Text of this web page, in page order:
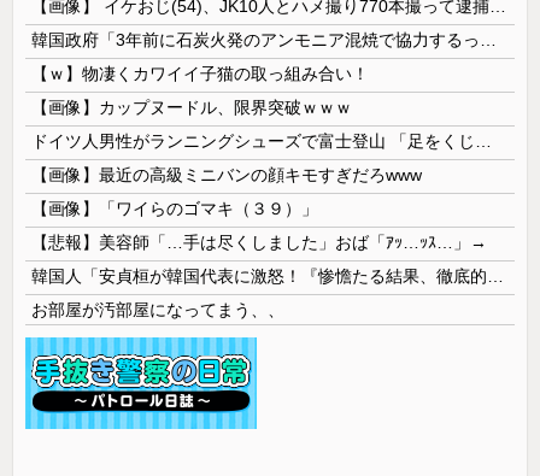
【ｗ】物凄くカワイイ子猫の取っ組み合い！
【画像】カップヌードル、限界突破ｗｗｗ
【画像】最近の高級ミニバンの顔キモすぎだろwww
【画像】「ワイらのゴマキ（３９）」
【悲報】美容師「…手は尽くしました」おば「ｱｯ…ｯｽ…」→
お部屋が汚部屋になってまう、、